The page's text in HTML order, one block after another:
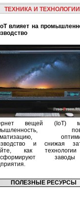
ТЕХНИКА И ТЕХНОЛОГИИ
вещей (IoT)
и снижая
как
ПОЛЕЗНЫЕ РЕСУРСЫ